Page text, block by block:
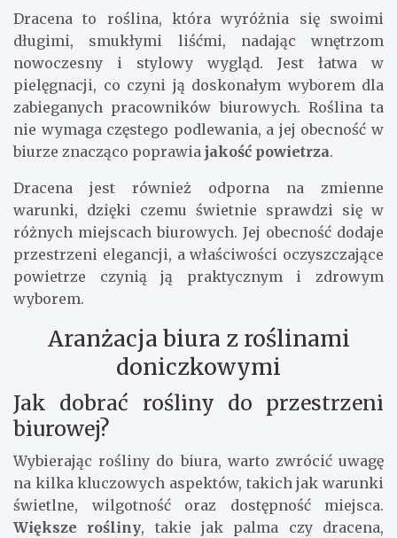
Dracena to roślina, która wyróżnia się swoimi
długimi, smukłymi liśćmi, nadając wnętrzom
nowoczesny i stylowy wygląd. Jest łatwa w
pielęgnacji, co czyni ją doskonałym wyborem dla
zabieganych pracowników biurowych. Roślina ta
nie wymaga częstego podlewania, a jej obecność w
biurze znacząco poprawia jakość powietrza.
Dracena jest również odporna na zmienne
warunki, dzięki czemu świetnie sprawdzi się w
różnych miejscach biurowych. Jej obecność dodaje
przestrzeni elegancji, a właściwości oczyszczające
powietrze czynią ją praktycznym i zdrowym
wyborem.
Aranżacja biura z roślinami
doniczkowymi
Jak dobrać rośliny do przestrzeni
biurowej?
Wybierając rośliny do biura, warto zwrócić uwagę
na kilka kluczowych aspektów, takich jak warunki
świetlne, wilgotność oraz dostępność miejsca.
Większe rośliny, takie jak palma czy dracena,